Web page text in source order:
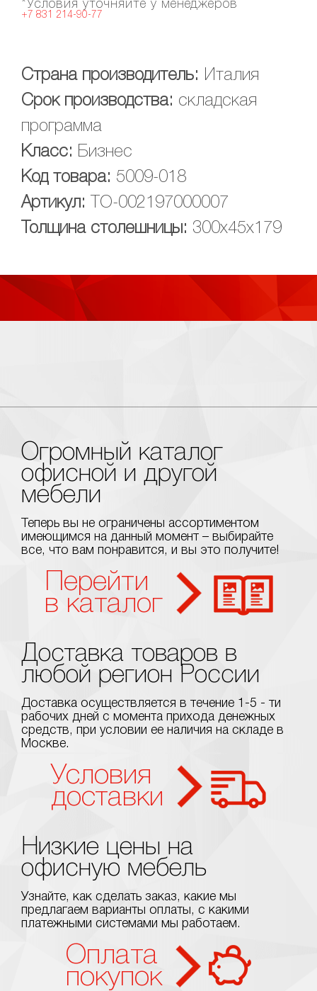
*Условия уточняйте у менеджеров
+7 831 214-90-77
Страна производитель: Италия
Срок производства: складская
программа
Класс: Бизнес
Код товара: 5009-018
Артикул:
ТО-002197000007
Толщина столешницы: 300х45х179
Огромный каталог
офисной и другой
мебели
Теперь вы не ограничены ассортиментом
имеющимся на данный момент – выбирайте
все, что вам понравится, и вы это получите!
Перейти
в каталог
Доставка товаров в
любой регион России
Доставка осуществляется в течение 1-5 - ти
рабочих дней с момента прихода денежных
средств, при условии ее наличия на складе в
Москве.
Условия
доставки
Низкие цены на
офисную мебель
Узнайте, как сделать заказ, какие мы
предлагаем варианты оплаты, с какими
платежными системами мы работаем.
Оплата
покупок